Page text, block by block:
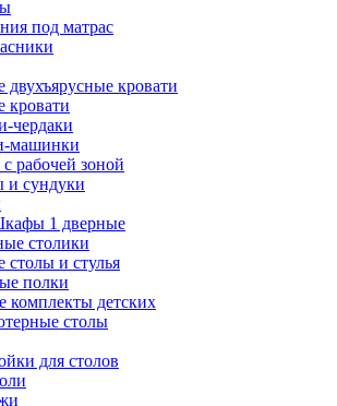
под матрас
двухъярусные кровати
кровати
чердаки
машинки
рабочей зоной
и сундуки
1 дверные
столики
столы и стулья
полки
комплекты детских
столы
для столов